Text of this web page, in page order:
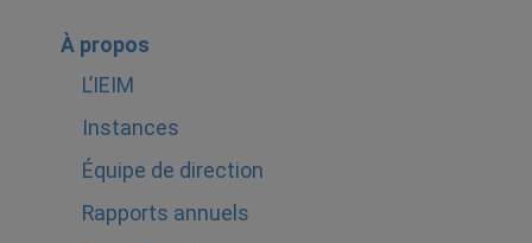
À propos
L’IEIM
Instances
Équipe de direction
Rapports annuels